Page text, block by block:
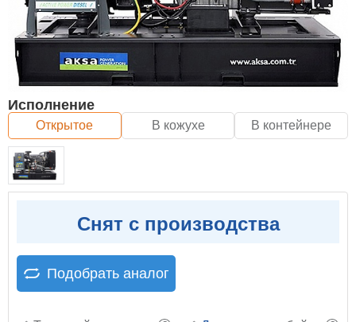
Исполнение
Открытое В кожухе В контейнере
Снят с производства
Подобрать аналог